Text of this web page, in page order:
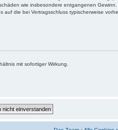
wie insbesondere entgangenen Gewinn.
die bei Vertragsschluss typischerweise
mit sofortiger Wirkung.